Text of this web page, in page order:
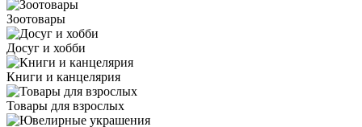
Зоотовары
Досуг и хобби
Книги и канцелярия
Товары для взрослых